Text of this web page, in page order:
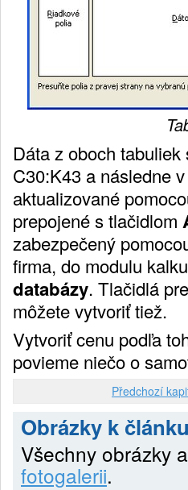
Dáta z oboch
C30:K43 a následne
aktualizované
prepojené s tlačidlom
zabezpečený
firma, do modulu
databázy. Tlačidlá
môžete vytvoriť tiež.
Vytvoriť cenu podľa
povieme niečo o
Předchozí
Obrázky k článku
Všechny obrázky
fotogalerii.